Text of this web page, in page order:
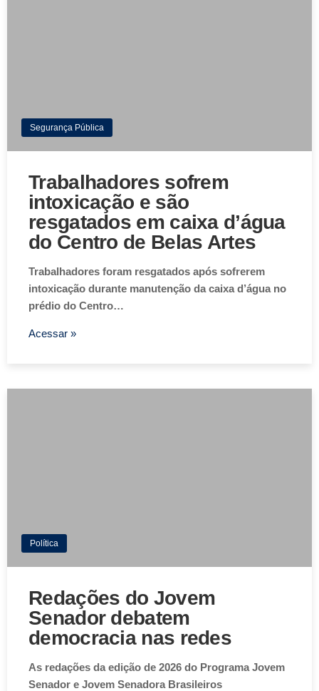
Segurança Pública
Trabalhadores sofrem
intoxicação e são
resgatados em caixa d’água
do Centro de Belas Artes
Trabalhadores foram resgatados após sofrerem
intoxicação durante manutenção da caixa d’água no
prédio do Centro…
Acessar »
Política
Redações do Jovem
Senador debatem
democracia nas redes
As redações da edição de 2026 do Programa Jovem
Senador e Jovem Senadora Brasileiros